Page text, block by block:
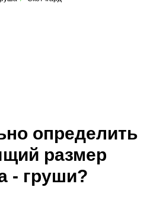
определить
размер
- груши?